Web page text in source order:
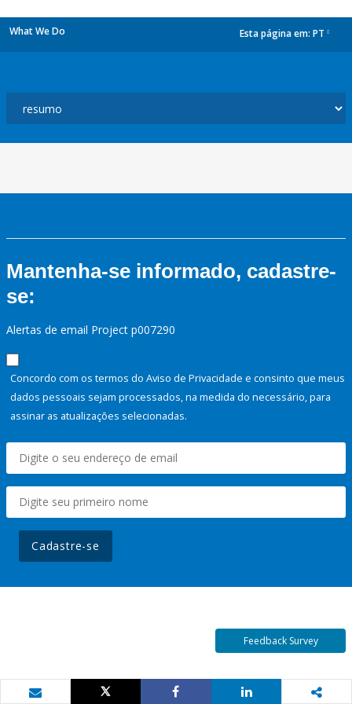
What We Do Esta página em: PT
Mantenha-se informado, cadastre-
se:
Alertas de email Project p007290
Concordo com os termos do Aviso de Privacidade e consinto que meus
dados pessoais sejam processados, na medida do necessário, para
assinar as atualizações selecionadas.
Cadastre-se
Feedback Survey